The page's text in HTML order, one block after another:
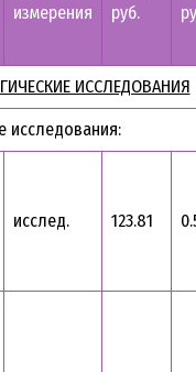
измерения
руб.
ИССЛЕДОВАНИЯ
исследования:
исслед. 123.81